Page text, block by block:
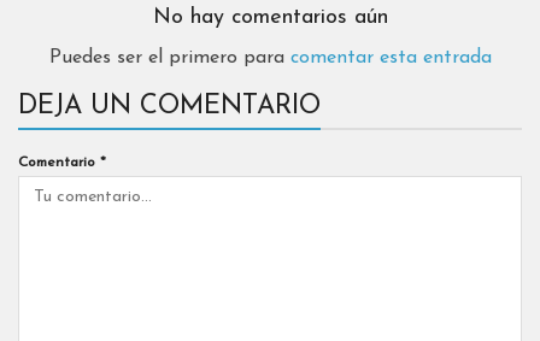
No hay comentarios aún
Puedes ser el primero para comentar esta entrada
DEJA UN COMENTARIO
Comentario *